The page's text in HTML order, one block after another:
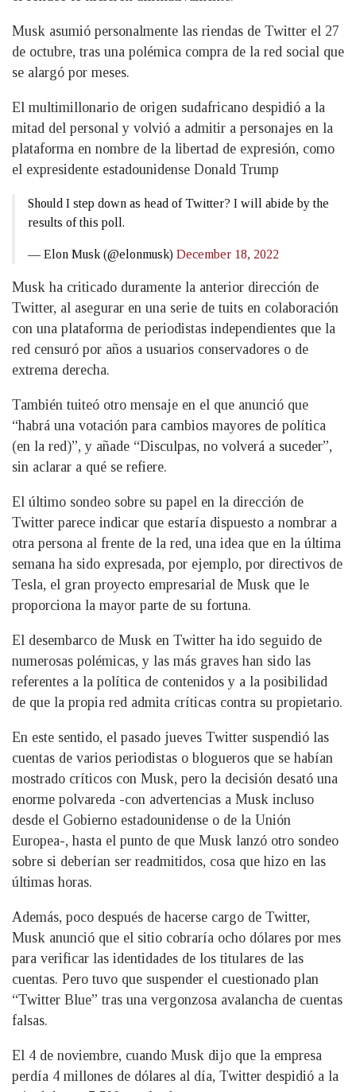
Musk asumió personalmente las riendas de Twitter el 27
de octubre, tras una polémica compra de la red social que
se alargó por meses.
El multimillonario de origen sudafricano despidió a la
mitad del personal y volvió a admitir a personajes en la
plataforma en nombre de la libertad de expresión, como
el expresidente estadounidense Donald Trump
Should I step down as head of Twitter? I will abide by the
results of this poll.
— Elon Musk (@elonmusk) December 18, 2022
Musk ha criticado duramente la anterior dirección de
Twitter, al asegurar en una serie de tuits en colaboración
con una plataforma de periodistas independientes que la
red censuró por años a usuarios conservadores o de
extrema derecha.
También tuiteó otro mensaje en el que anunció que
“habrá una votación para cambios mayores de política
(en la red)”, y añade “Disculpas, no volverá a suceder”,
sin aclarar a qué se refiere.
El último sondeo sobre su papel en la dirección de
Twitter parece indicar que estaría dispuesto a nombrar a
otra persona al frente de la red, una idea que en la última
semana ha sido expresada, por ejemplo, por directivos de
Tesla, el gran proyecto empresarial de Musk que le
proporciona la mayor parte de su fortuna.
El desembarco de Musk en Twitter ha ido seguido de
numerosas polémicas, y las más graves han sido las
referentes a la política de contenidos y a la posibilidad
de que la propia red admita críticas contra su propietario.
En este sentido, el pasado jueves Twitter suspendió las
cuentas de varios periodistas o blogueros que se habían
mostrado críticos con Musk, pero la decisión desató una
enorme polvareda -con advertencias a Musk incluso
desde el Gobierno estadounidense o de la Unión
Europea-, hasta el punto de que Musk lanzó otro sondeo
sobre si deberían ser readmitidos, cosa que hizo en las
últimas horas.
Además, poco después de hacerse cargo de Twitter,
Musk anunció que el sitio cobraría ocho dólares por mes
para verificar las identidades de los titulares de las
cuentas. Pero tuvo que suspender el cuestionado plan
“Twitter Blue” tras una vergonzosa avalancha de cuentas
falsas.
El 4 de noviembre, cuando Musk dijo que la empresa
perdía 4 millones de dólares al día, Twitter despidió a la